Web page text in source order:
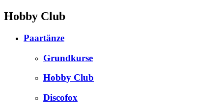
Hobby Club
Paartänze
Grundkurse
Hobby Club
Discofox